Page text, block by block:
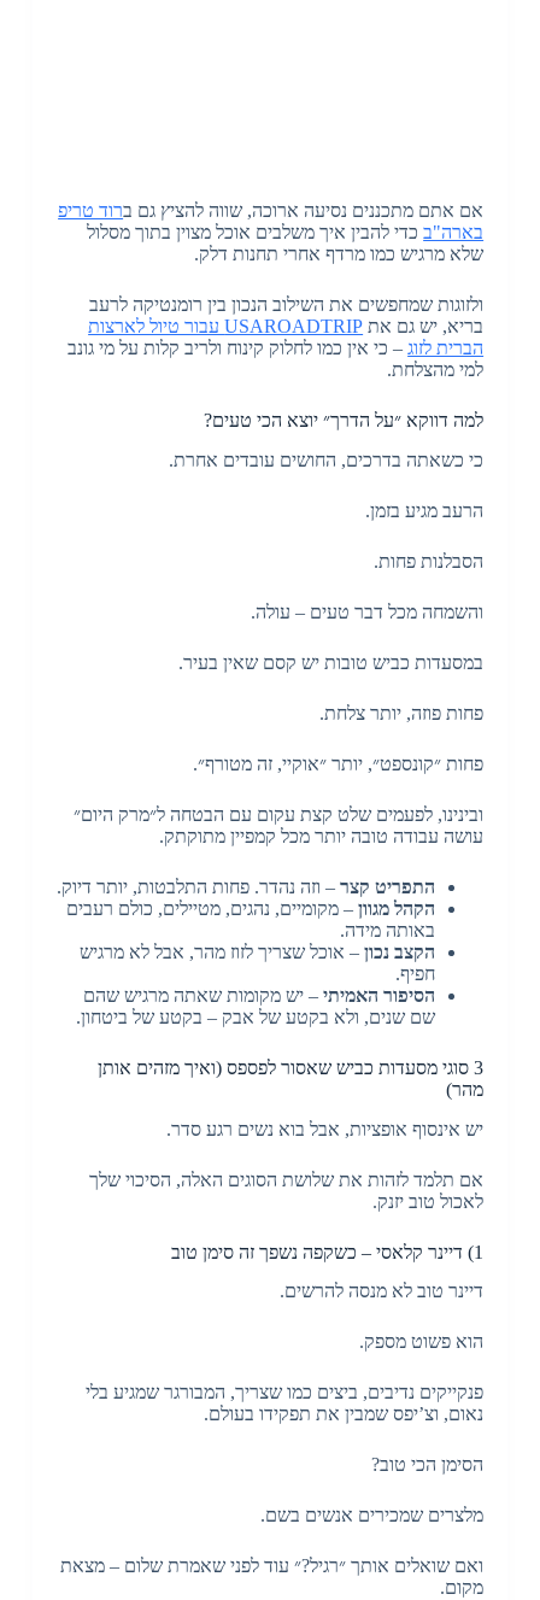
אם אתם מתכננים נסיעה ארוכה, שווה להציץ גם ברוד טריפ
בארה"בכדי להבין איך משלבים אוכל מצוין בתוך מסלול
שלא מרגיש כמו מרדף אחרי תחנות דלק.
ולזוגות שמחפשים את השילוב הנכון בין רומנטיקה לרעב
בריא, יש גם את
USAROADTRIP עבור טיול לארצות
הברית לזוג– כי אין כמו לחלוק קינוח ולריב קלות על מי גונב
למי מהצלחת.
למה דווקא ״על הדרך״ יוצא הכי טעים?
כי כשאתה בדרכים, החושים עובדים אחרת.
הרעב מגיע בזמן.
הסבלנות פחות.
והשמחה מכל דבר טעים – עולה.
במסעדות כביש טובות יש קסם שאין בעיר.
פחות פוזה, יותר צלחת.
פחות ״קונספט״, יותר ״אוקיי, זה מטורף״.
ובינינו, לפעמים שלט קצת עקום עם הבטחה ל״מרק היום״
עושה עבודה טובה יותר מכל קמפיין מתוקתק.
התפריט קצר– וזה נהדר. פחות התלבטות, יותר דיוק.
הקהל מגוון– מקומיים, נהגים, מטיילים, כולם רעבים
באותה מידה.
הקצב נכון– אוכל שצריך לזוז מהר, אבל לא מרגיש
חפיף.
הסיפור האמיתי– יש מקומות שאתה מרגיש שהם
שם שנים, ולא בקטע של אבק – בקטע של ביטחון.
3 סוגי מסעדות כביש שאסור לפספס (ואיך מזהים אותן
מהר)
יש אינסוף אופציות, אבל בוא נשים רגע סדר.
אם תלמד לזהות את שלושת הסוגים האלה, הסיכוי שלך
לאכול טוב יזנק.
1) דיינר קלאסי – כשקפה נשפך זה סימן טוב
דיינר טוב לא מנסה להרשים.
הוא פשוט מספק.
פנקייקים נדיבים, ביצים כמו שצריך, המבורגר שמגיע בלי
נאום, וצ’יפס שמבין את תפקידו בעולם.
הסימן הכי טוב?
מלצרים שמכירים אנשים בשם.
ואם שואלים אותך ״רגיל?״ עוד לפני שאמרת שלום – מצאת
מקום.